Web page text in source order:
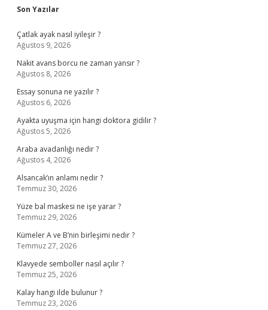
Sidebar
Son Yazılar
Çatlak ayak nasıl iyileşir ?
Ağustos 9, 2026
Nakit avans borcu ne zaman yansır ?
Ağustos 8, 2026
Essay sonuna ne yazılır ?
Ağustos 6, 2026
Ayakta uyuşma için hangi doktora gidilir ?
Ağustos 5, 2026
Araba avadanlığı nedir ?
Ağustos 4, 2026
Alsancak’ın anlamı nedir ?
Temmuz 30, 2026
Yüze bal maskesi ne işe yarar ?
Temmuz 29, 2026
Kümeler A ve B’nin birleşimi nedir ?
Temmuz 27, 2026
Klavyede semboller nasıl açılır ?
Temmuz 25, 2026
Kalay hangi ilde bulunur ?
Temmuz 23, 2026